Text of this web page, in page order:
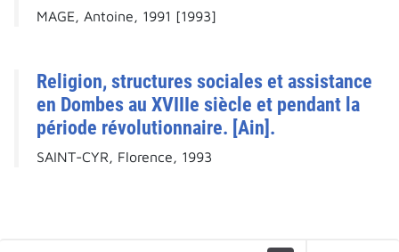
MAGE, Antoine, 1991 [1993]
Religion, structures sociales et assistance
en Dombes au XVIIIe siècle et pendant la
période révolutionnaire. [Ain].
SAINT-CYR, Florence, 1993